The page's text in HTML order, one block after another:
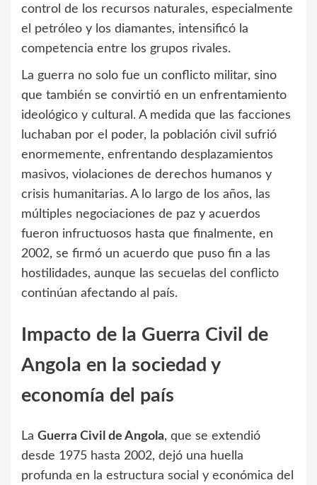
control de los recursos naturales, especialmente
el petróleo y los diamantes, intensificó la
competencia entre los grupos rivales.
La guerra no solo fue un conflicto militar, sino
que también se convirtió en un enfrentamiento
ideológico y cultural. A medida que las facciones
luchaban por el poder, la población civil sufrió
enormemente, enfrentando desplazamientos
masivos, violaciones de derechos humanos y
crisis humanitarias. A lo largo de los años, las
múltiples negociaciones de paz y acuerdos
fueron infructuosos hasta que finalmente, en
2002, se firmó un acuerdo que puso fin a las
hostilidades, aunque las secuelas del conflicto
continúan afectando al país.
Impacto de la Guerra Civil de
Angola en la sociedad y
economía del país
La Guerra Civil de Angola, que se extendió
desde 1975 hasta 2002, dejó una huella
profunda en la estructura social y económica del